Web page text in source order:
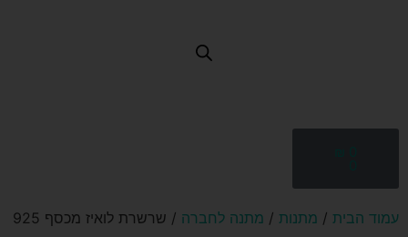
עמוד הבית / מתנות / מתנה לחברה / שרשרת לואיז מכסף 925